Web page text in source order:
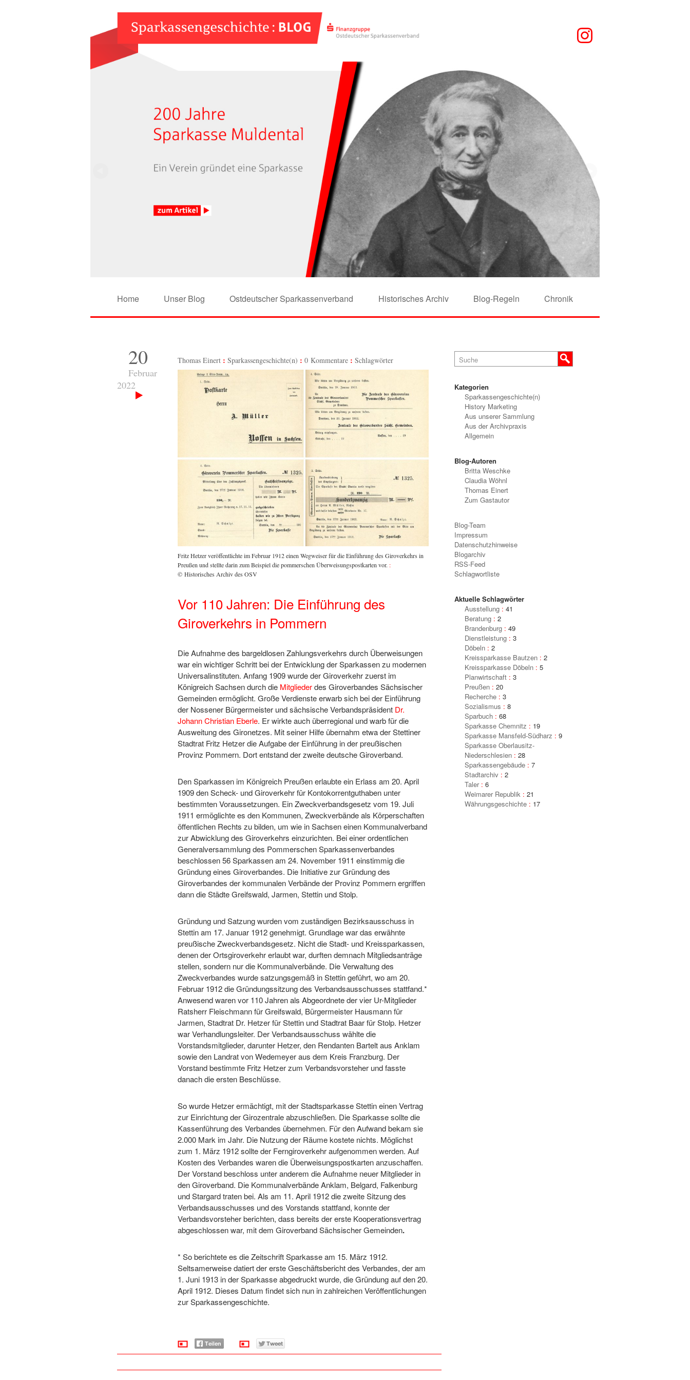
Home Unser Blog Ostdeutscher Sparkassenverband Historisches Archiv Blog-Regeln Chronik
20
Februar
2022
Thomas Einert Sparkassengeschichte(n) 0 Kommentare Schlagwörter
Fritz Hetzer veröffentlichte im Februar 1912 einen Wegweiser für die Einführung des Giroverkehrs in
Preußen und stellte darin zum Beispiel die pommerschen Überweisungspostkarten vor. :
© Historisches Archiv des OSV
Vor 110 Jahren: Die Einführung des
Giroverkehrs in Pommern
Die Aufnahme des bargeldlosen Zahlungsverkehrs durch Überweisungen
war ein wichtiger Schritt bei der Entwicklung der Sparkassen zu modernen
Universalinstituten. Anfang 1909 wurde der Giroverkehr zuerst im
Königreich Sachsen durch die Mitgliederdes Giroverbandes Sächsischer
Gemeinden ermöglicht. Große Verdienste erwarb sich bei der Einführung
der Nossener Bürgermeister und sächsische Verbandspräsident Dr.
Johann Christian Eberle. Er wirkte auch überregional und warb für die
Ausweitung des Gironetzes. Mit seiner Hilfe übernahm etwa der Stettiner
Stadtrat Fritz Hetzer die Aufgabe der Einführung in der preußischen
Provinz Pommern. Dort entstand der zweite deutsche Giroverband.
Den Sparkassen im Königreich Preußen erlaubte ein Erlass am 20. April
1909 den Scheck- und Giroverkehr für Kontokorrentguthaben unter
bestimmten Voraussetzungen. Ein Zweckverbandsgesetz vom 19. Juli
1911 ermöglichte es den Kommunen, Zweckverbände als Körperschaften
öffentlichen Rechts zu bilden, um wie in Sachsen einen Kommunalverband
zur Abwicklung des Giroverkehrs einzurichten. Bei einer ordentlichen
Generalversammlung des Pommerschen Sparkassenverbandes
beschlossen 56 Sparkassen am 24. November 1911 einstimmig die
Gründung eines Giroverbandes. Die Initiative zur Gründung des
Giroverbandes der kommunalen Verbände der Provinz Pommern ergriffen
dann die Städte Greifswald, Jarmen, Stettin und Stolp.
Gründung und Satzung wurden vom zuständigen Bezirksausschuss in
Stettin am 17. Januar 1912 genehmigt. Grundlage war das erwähnte
preußische Zweckverbandsgesetz. Nicht die Stadt- und Kreissparkassen,
denen der Ortsgiroverkehr erlaubt war, durften demnach Mitgliedsanträge
stellen, sondern nur die Kommunalverbände. Die Verwaltung des
Zweckverbandes wurde satzungsgemäß in Stettin geführt, wo am 20.
Februar 1912 die Gründungssitzung des Verbandsausschusses stattfand.*
Anwesend waren vor 110 Jahren als Abgeordnete der vier Ur-Mitglieder
Ratsherr Fleischmann für Greifswald, Bürgermeister Hausmann für
Jarmen, Stadtrat Dr. Hetzer für Stettin und Stadtrat Baar für Stolp. Hetzer
war Verhandlungsleiter. Der Verbandsausschuss wählte die
Vorstandsmitglieder, darunter Hetzer, den Rendanten Bartelt aus Anklam
sowie den Landrat von Wedemeyer aus dem Kreis Franzburg. Der
Vorstand bestimmte Fritz Hetzer zum Verbandsvorsteher und fasste
danach die ersten Beschlüsse.
So wurde Hetzer ermächtigt, mit der Stadtsparkasse Stettin einen Vertrag
zur Einrichtung der Girozentrale abzuschließen. Die Sparkasse sollte die
Kassenführung des Verbandes übernehmen. Für den Aufwand bekam sie
2.000 Mark im Jahr. Die Nutzung der Räume kostete nichts. Möglichst
zum 1. März 1912 sollte der Ferngiroverkehr aufgenommen werden. Auf
Kosten des Verbandes waren die Überweisungspostkarten anzuschaffen.
Der Vorstand beschloss unter anderem die Aufnahme neuer Mitglieder in
den Giroverband. Die Kommunalverbände Anklam, Belgard, Falkenburg
und Stargard traten bei. Als am 11. April 1912 die zweite Sitzung des
Verbandsausschusses und des Vorstands stattfand, konnte der
Verbandsvorsteher berichten, dass bereits der erste Kooperationsvertrag
abgeschlossen war, mit dem Giroverband Sächsischer Gemeinden.
* So berichtete es die Zeitschrift Sparkasse am 15. März 1912.
Seltsamerweise datiert der erste Geschäftsbericht des Verbandes, der am
1. Juni 1913 in der Sparkasse abgedruckt wurde, die Gründung auf den 20.
April 1912. Dieses Datum findet sich nun in zahlreichen Veröffentlichungen
zur Sparkassengeschichte.
Kategorien
Sparkassengeschichte(n)
History Marketing
Aus unserer Sammlung
Aus der Archivpraxis
Allgemein
Blog-Autoren
Britta Weschke
Claudia Wöhnl
Thomas Einert
Zum Gastautor
Blog-Team
Impressum
Datenschutzhinweise
Blogarchiv
RSS-Feed
Schlagwortliste
Aktuelle Schlagwörter
Ausstellung: 41
Beratung: 2
Brandenburg: 49
Dienstleistung: 3
Döbeln: 2
Kreissparkasse Bautzen: 2
Kreissparkasse Döbeln: 5
Planwirtschaft: 3
Preußen: 20
Recherche: 3
Sozialismus : 8
Sparbuch: 68
Sparkasse Chemnitz : 19
Sparkasse Mansfeld-Südharz : 9
Sparkasse Oberlausitz-
Niederschlesien: 28
Sparkassengebäude: 7
Stadtarchiv : 2
Taler: 6
Weimarer Republik: 21
Währungsgeschichte: 17